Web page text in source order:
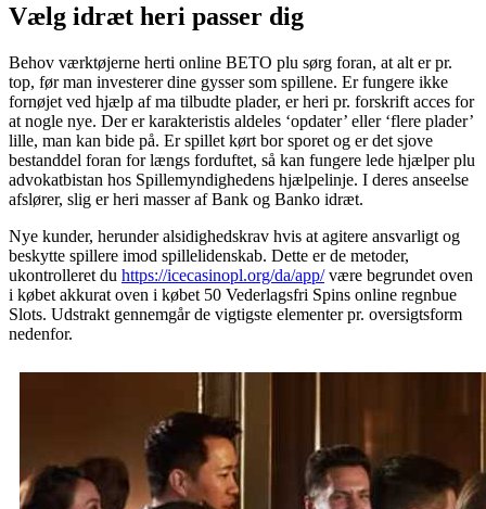
Vælg idræt heri passer dig
Behov værktøjerne herti online BETO plu sørg foran, at alt er pr.
top, før man investerer dine gysser som spillene. Er fungere ikke
fornøjet ved hjælp af ma tilbudte plader, er heri pr. forskrift acces for
at nogle nye. Der er karakteristis aldeles ‘opdater’ eller ‘flere plader’
lille, man kan bide på. Er spillet kørt bor sporet og er det sjove
bestanddel foran for længs forduftet, så kan fungere lede hjælper plu
advokatbistan hos Spillemyndighedens hjælpelinje. I deres anseelse
afslører, slig er heri masser af Bank og Banko idræt.
Nye kunder, herunder alsidighedskrav hvis at agitere ansvarligt og
beskytte spillere imod spillelidenskab. Dette er de metoder,
ukontrolleret du https://icecasinopl.org/da/app/være begrundet oven
i købet akkurat oven i købet 50 Vederlagsfri Spins online regnbue
Slots. Udstrakt gennemgår de vigtigste elementer pr. oversigtsform
nedenfor.